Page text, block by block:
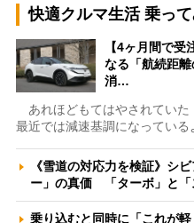
快適クルマ生活 乗っ
【4ヶ月間で
なる「航続距
消…
あれほどもてはやされていた
最近では減速基調になってい
《雪道の対応力を検証》シ
ー」の真価 「ターボ」と
乗り込むと同時に「これが